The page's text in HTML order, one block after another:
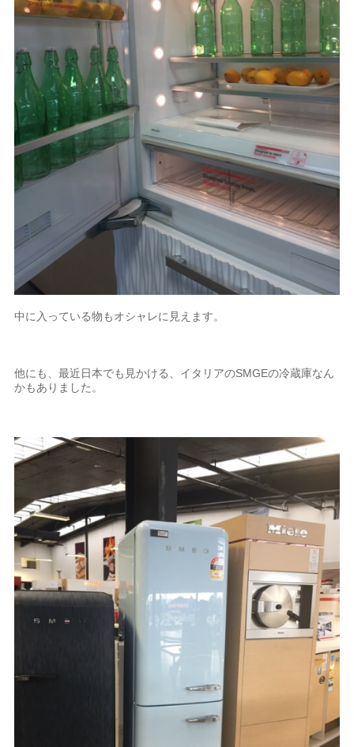
中に入っている物もオシャレに見えます。
他にも、最近日本でも見かける、イタリアのSMGEの冷蔵庫なん
かもありました。